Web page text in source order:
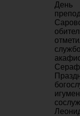
День